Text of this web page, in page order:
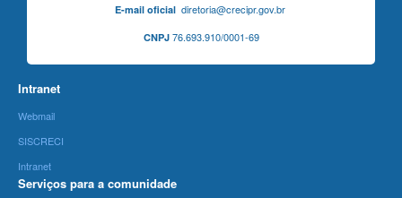
E-mail oficialdiretoria@crecipr.gov.br
CNPJ76.693.910/0001-69
Intranet
Webmail
SISCRECI
Intranet
Serviços para a comunidade